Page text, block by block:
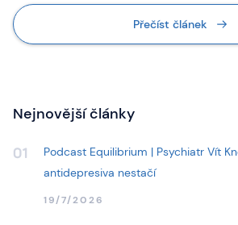
Přečíst článek
Nejnovější články
01
Podcast Equilibrium | Psychiatr Vít
antidepresiva nestačí
19/7/2026